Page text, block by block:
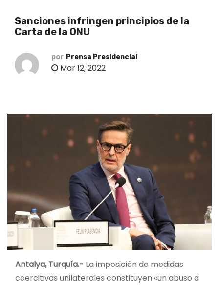
Sanciones infringen principios de la
Carta de la ONU
por Prensa Presidencial
Mar 12, 2022
Antalya, Turquía.- La imposición de medidas
coercitivas unilaterales constituyen «un abuso a